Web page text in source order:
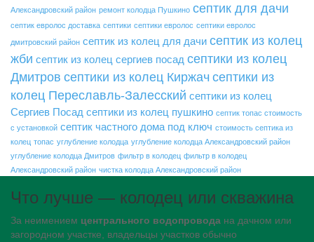
Александровский район ремонт колодца Пушкино септик для дачи
септик евролос доставка септики септики евролос септики евролос
дмитровский район септик из колец для дачи септик из колец
жби септик из колец сергиев посад септики из колец
Дмитров септики из колец Киржач септики из
колец Переславль-Залесский септики из колец
Сергиев Посад септики из колец пушкино септик топас стоимость
с установкой септик частного дома под ключ стоимость септика из
колец топас углубление колодца углубление колодца Александровский район
углубление колодца Дмитров фильтр в колодец фильтр в колодец
Александровский район чистка колодца Александровский район
Что лучше — колодец или скважина
За неимением центрального водопровода на дачном или
загородном участке, владельцы участков обычно